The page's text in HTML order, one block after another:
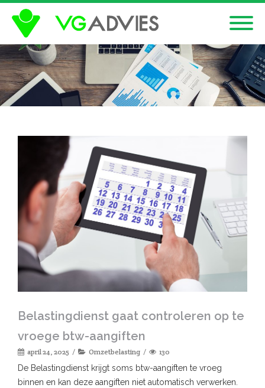
Belastingdienst gaat controleren op te
vroege btw-aangiften
april 24, 2025 Omzetbelasting 130
De Belastingdienst krijgt soms btw-aangiften te vroeg
binnen en kan deze aangiften niet automatisch verwerken.